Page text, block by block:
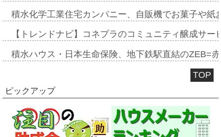
積水化学工業住宅カンパニー、自販機でお菓子や
【トレンドナビ】コネプラのコミュニティ醸成サ
積水ハウス・日本生命保険、地下鉄駅直結のZEB=
TOP
ピックアップ